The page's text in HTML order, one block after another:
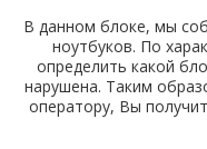
В данном блоке, мы
ноутбуков. По
определить какой
нарушена. Таким
оператору, Вы